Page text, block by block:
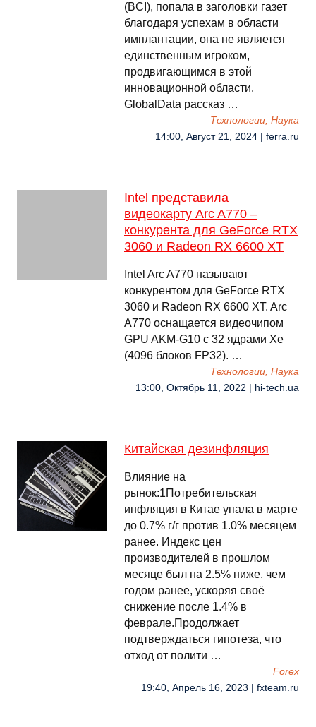
(BCI), попала в заголовки газет
благодаря успехам в области
имплантации, она не является
единственным игроком,
продвигающимся в этой
инновационной области.
GlobalData рассказ …
Технологии, Наука
14:00, Август 21, 2024 | ferra.ru
Intel представила
видеокарту Arc A770 –
конкурента для GeForce RTX
3060 и Radeon RX 6600 XT
Intel Arc A770 называют
конкурентом для GeForce RTX
3060 и Radeon RX 6600 XT. Arc
A770 оснащается видеочипом
GPU AKM-G10 с 32 ядрами Xe
(4096 блоков FP32). …
Технологии, Наука
13:00, Октябрь 11, 2022 | hi-tech.ua
Китайская дезинфляция
Влияние на
рынок:1Потребительская
инфляция в Китае упала в марте
до 0.7% г/г против 1.0% месяцем
ранее. Индекс цен
производителей в прошлом
месяце был на 2.5% ниже, чем
годом ранее, ускоряя своё
снижение после 1.4% в
феврале.Продолжает
подтверждаться гипотеза, что
отход от полити …
Forex
19:40, Апрель 16, 2023 | fxteam.ru